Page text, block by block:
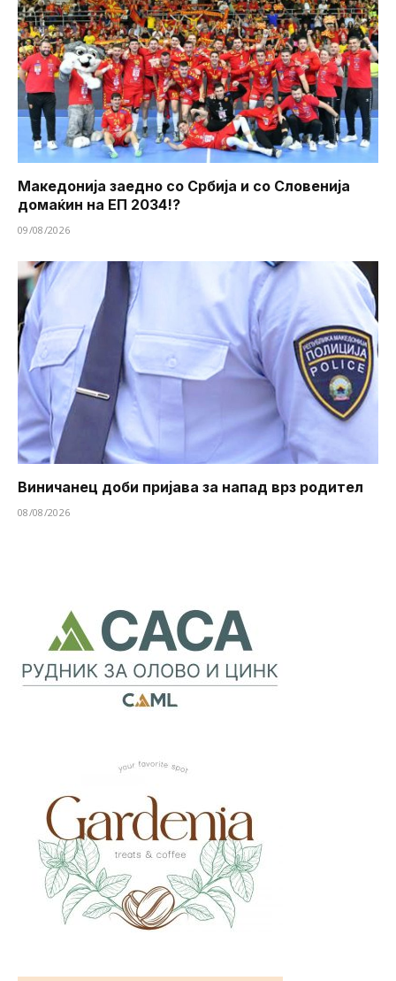
Македонија заедно со Србија и со Словенија
домаќин на ЕП 2034!?
09/08/2026
Виничанец доби пријава за напад врз родител
08/08/2026